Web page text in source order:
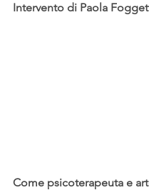
Intervento di Paola
Come psicoterapeuta e